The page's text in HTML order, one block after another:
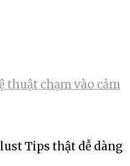
thuật chạm vào cảm
Tips thật dễ dàng